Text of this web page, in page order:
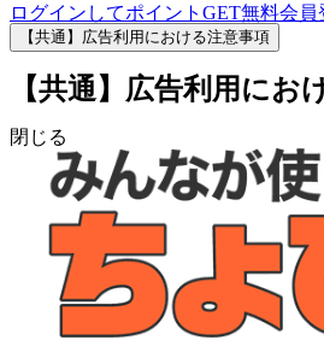
ログインしてポイントGET無料会員
【共通】広告利用における注意事項
【共通】広告利用にお
閉じる